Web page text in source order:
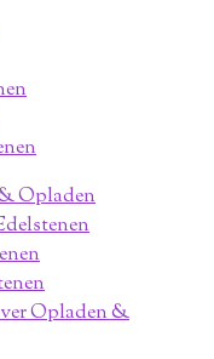
Opladen
Opladen &